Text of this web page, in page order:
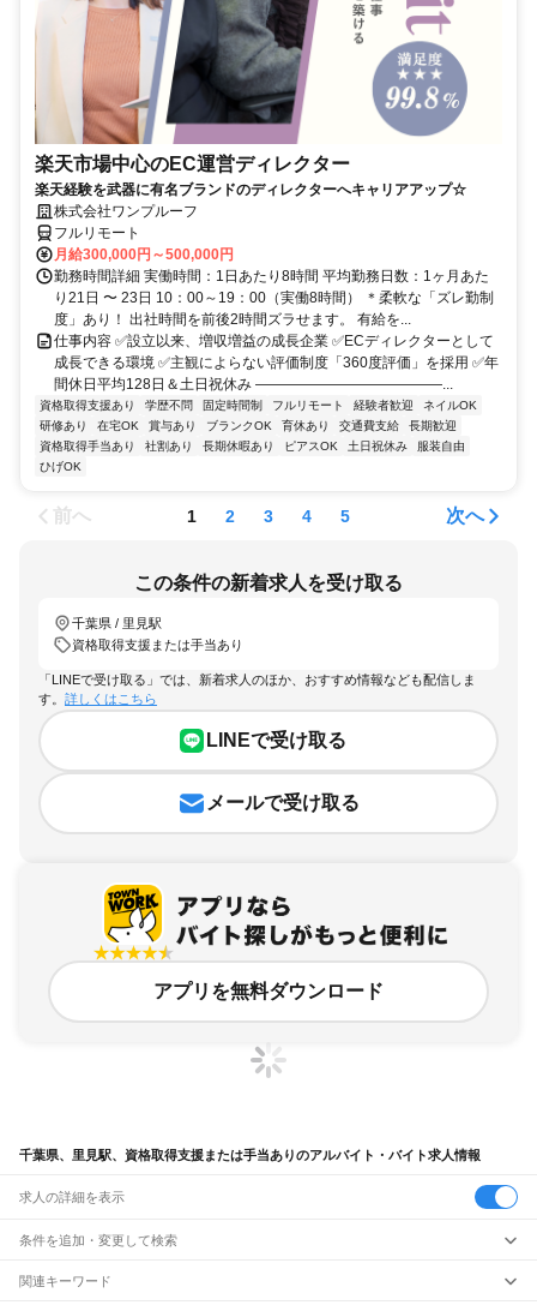
楽天市場中心のEC運営ディレクター
楽天経験を武器に有名ブランドのディレクターへキャリアアップ☆
株式会社ワンプルーフ
フルリモート
月給300,000円～500,000円
勤務時間詳細 実働時間：1日あたり8時間 平均勤務日数：1ヶ月あた
り21日 〜 23日 10：00～19：00（実働8時間） ＊柔軟な「ズレ勤制
度」あり！ 出社時間を前後2時間ズラせます。 有給を...
仕事内容 ✅設立以来、増収増益の成長企業 ✅ECディレクターとして
成長できる環境 ✅主観によらない評価制度「360度評価」を採用 ✅年
間休日平均128日＆土日祝休み ―――――――――――――...
資格取得支援あり 学歴不問 固定時間制 フルリモート 経験者歓迎
ネイルOK
研修あり
在宅OK 賞与あり ブランクOK 育休あり 交通費支給
長期歓迎
資格取得手当あり
社割あり 長期休暇あり ピアスOK 土日祝休み
服装自由
ひげOK
前へ 1 2 3 4 5 次へ
この条件の新着求人を受け取る
千葉県 / 里見駅
資格取得支援または手当あり
「LINEで受け取る」では、新着求人のほか、おすすめ情報なども配信しま
す。 詳しくはこちら
LINEで受け取る
メールで受け取る
アプリを無料ダウンロード
千葉県、里見駅、資格取得支援または手当ありのアルバイト・バイト求人情報
求人の詳細を表示
条件を追加・変更して検索
市区町村を追加・変更
関連キーワード